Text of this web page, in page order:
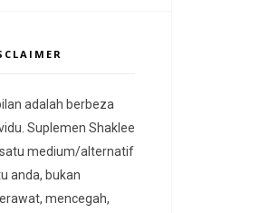
adalah berbeza
Suplemen Shaklee
medium/alternatif
anda, bukan
mencegah,